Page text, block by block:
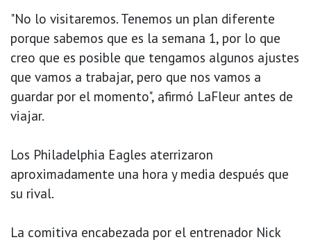
"No lo visitaremos. Tenemos un plan diferente
porque sabemos que es la semana 1, por lo que
creo que es posible que tengamos algunos ajustes
que vamos a trabajar, pero que nos vamos a
guardar por el momento", afirmó LaFleur antes de
viajar.
Los Philadelphia Eagles aterrizaron
aproximadamente una hora y media después que
su rival.
La comitiva encabezada por el entrenador Nick